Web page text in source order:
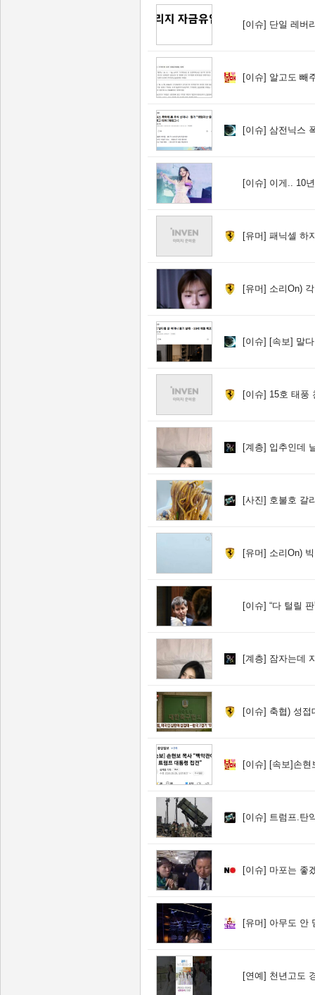
[이슈] 단일 레버
[이슈] 알고도 빼
[이슈] 삼전닉스 폭락에
[이슈] 이게.. 10
[유머] 패닉셀 하지
[유머] 소리On) 각
[이슈] [속보] 말다
[이슈] 15호 태풍
[계층] 입추인데
[사진] 호불호 갈
[유머] 소리On)
[이슈] “다 털릴 판”…
[계층] 잠자는데
[이슈] 축협) 성접
[이슈] [속보]손현
[이슈] 트럼프.탄
[이슈] 마포는 좋
[유머] 아무도 안
[연예] 천년고도